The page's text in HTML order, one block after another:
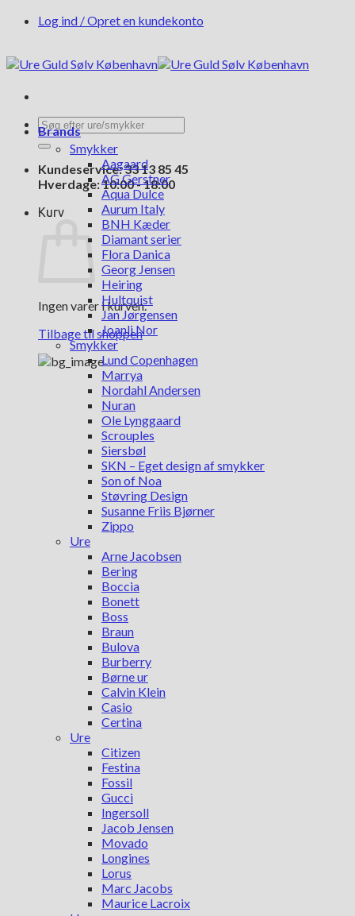
FortsætLog ind / Opret en kundekonto
Søg
efter:
Kundeservice: 33 13 85 45
Hverdage: 10:00 - 18:00
Kurv
Ingen varer i kurven.
Tilbage til shoppen
Brands
Smykker
Aagaard
AG Gerstner
Aqua Dulce
Aurum Italy
BNH Kæder
Diamant serier
Flora Danica
Georg Jensen
Heiring
Hultquist
Jan Jørgensen
Joanli Nor
Smykker
Lund Copenhagen
Marrya
Nordahl Andersen
Nuran
Ole Lynggaard
Scrouples
Siersbøl
SKN – Eget design af smykker
Son of Noa
Støvring Design
Susanne Friis Bjørner
Zippo
Ure
Arne Jacobsen
Bering
Boccia
Bonett
Boss
Braun
Bulova
Burberry
Børne ur
Calvin Klein
Casio
Certina
Ure
Citizen
Festina
Fossil
Gucci
Ingersoll
Jacob Jensen
Movado
Longines
Lorus
Marc Jacobs
Maurice Lacroix